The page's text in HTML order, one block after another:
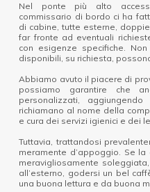
Nel ponte più alto
commissario di bordo ci ha
di cabine, tutte esterne,
far fronte ad eventuali
con esigenze specifiche.
disponibili, su richiesta,
Abbiamo avuto il piacere di
possiamo garantire che
personalizzati,
richiamano al nome della
e cura dei servizi igienici e dei
Tuttavia, trattandosi
meramente d’appoggio. Se
meravigliosamente
all’esterno, godersi un bel
una buona lettura e da buona